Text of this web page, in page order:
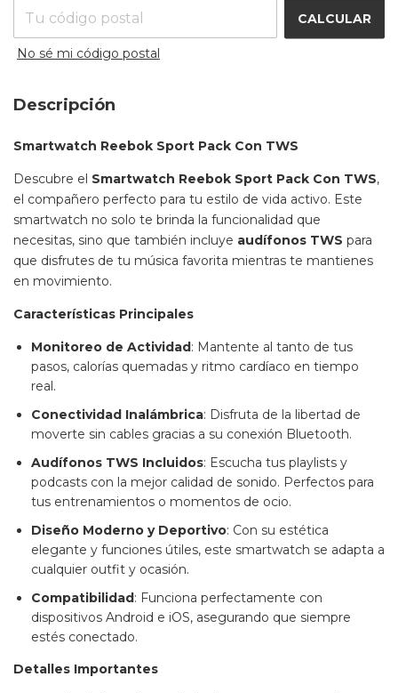
CALCULAR
No sé mi código postal
Descripción
Smartwatch Reebok Sport Pack Con TWS
Descubre el Smartwatch Reebok Sport Pack Con TWS,
el compañero perfecto para tu estilo de vida activo. Este
smartwatch no solo te brinda la funcionalidad que
necesitas, sino que también incluye audífonos TWS para
que disfrutes de tu música favorita mientras te mantienes
en movimiento.
Características Principales
Monitoreo de Actividad: Mantente al tanto de tus
pasos, calorías quemadas y ritmo cardíaco en tiempo
real.
Conectividad Inalámbrica: Disfruta de la libertad de
moverte sin cables gracias a su conexión Bluetooth.
Audífonos TWS Incluidos: Escucha tus playlists y
podcasts con la mejor calidad de sonido. Perfectos para
tus entrenamientos o momentos de ocio.
Diseño Moderno y Deportivo: Con su estética
elegante y funciones útiles, este smartwatch se adapta a
cualquier outfit y ocasión.
Compatibilidad: Funciona perfectamente con
dispositivos Android e iOS, asegurando que siempre
estés conectado.
Detalles Importantes